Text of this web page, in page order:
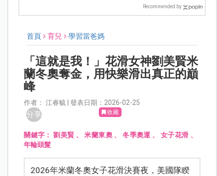
Recommended by
首頁 育兒 學習當爸媽
「這就是我！」花滑女神劉美賢米
蘭冬奧奪金，用快樂滑出真正的巔
峰
作者： 江睿毓 | 發表日期：2026-02-25
分享 收藏
關鍵字：劉美賢 、米蘭東奧 、冬季奧運 、 女子花滑 、
年輪頭髮
2026年米蘭冬奧女子花滑決賽夜，美國隊睽